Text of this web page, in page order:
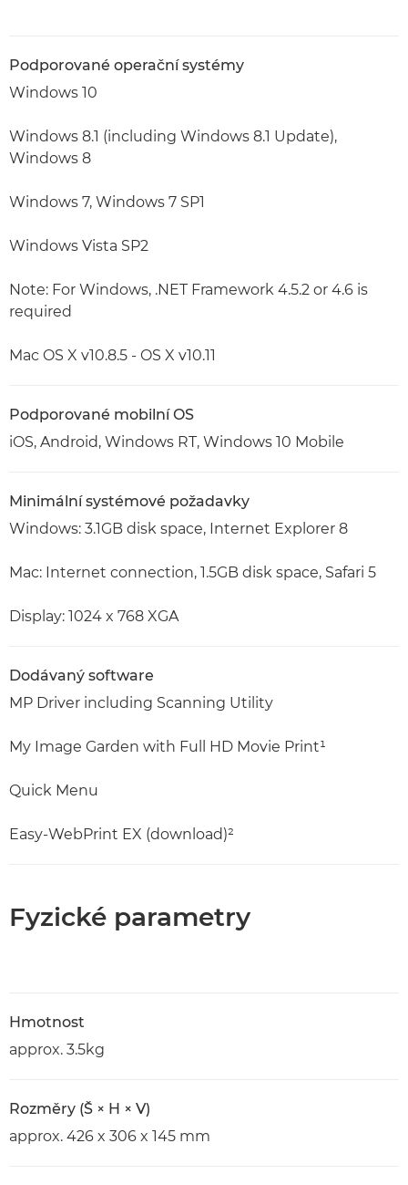
Podporované operační systémy
Windows 10
Windows 8.1 (including Windows 8.1 Update),
Windows 8
Windows 7, Windows 7 SP1
Windows Vista SP2
Note: For Windows, .NET Framework 4.5.2 or 4.6 is
required
Mac OS X v10.8.5 - OS X v10.11
Podporované mobilní OS
iOS, Android, Windows RT, Windows 10 Mobile
Minimální systémové požadavky
Windows: 3.1GB disk space, Internet Explorer 8
Mac: Internet connection, 1.5GB disk space, Safari 5
Display: 1024 x 768 XGA
Dodávaný software
MP Driver including Scanning Utility
My Image Garden with Full HD Movie Print¹
Quick Menu
Easy-WebPrint EX (download)²
Fyzické parametry
Hmotnost
approx. 3.5kg
Rozměry (Š × H × V)
approx. 426 x 306 x 145 mm